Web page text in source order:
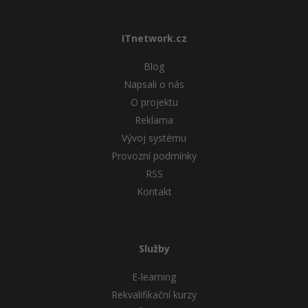
Kybernetická bezpečnost
Elektronický podpis
ITnetwork.cz
Blog
Napsali o nás
O projektu
Reklama
Vývoj systému
Provozní podmínky
RSS
Kontakt
Služby
E-learning
Rekvalifikační kurzy